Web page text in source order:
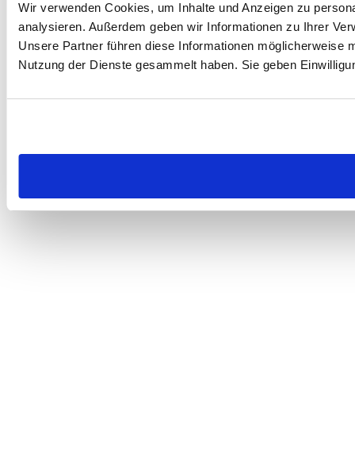
Wir verwenden Cookies, um Inhalte und Anzeigen zu
analysieren. Außerdem geben wir Informationen zu Ihrer
Unsere Partner führen diese Informationen möglicherweise
Nutzung der Dienste gesammelt haben. Sie geben